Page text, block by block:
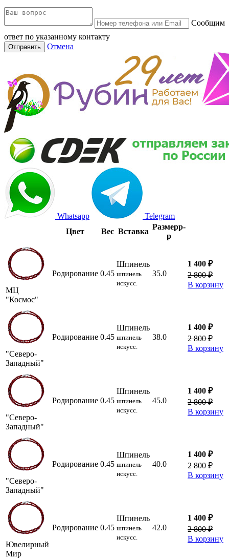
Сообщим
ответ по указанному контакту
Отправить Отмена
Whatsapp
Telegram
Цвет
Вес Вставка
Размерр-
р
МЦ
"Космос"
Родирование 0.45
Шпинель
шпинель
искусс.
35.0
1 400 ₽
2 800 ₽
В корзину
"Северо-
Западный"
Родирование 0.45
Шпинель
шпинель
искусс.
38.0
1 400 ₽
2 800 ₽
В корзину
"Северо-
Западный"
Родирование 0.45
Шпинель
шпинель
искусс.
45.0
1 400 ₽
2 800 ₽
В корзину
"Северо-
Западный"
Родирование 0.45
Шпинель
шпинель
искусс.
40.0
1 400 ₽
2 800 ₽
В корзину
Ювелирный
Мир
Родирование 0.45
Шпинель
шпинель
искусс.
42.0
1 400 ₽
2 800 ₽
В корзину